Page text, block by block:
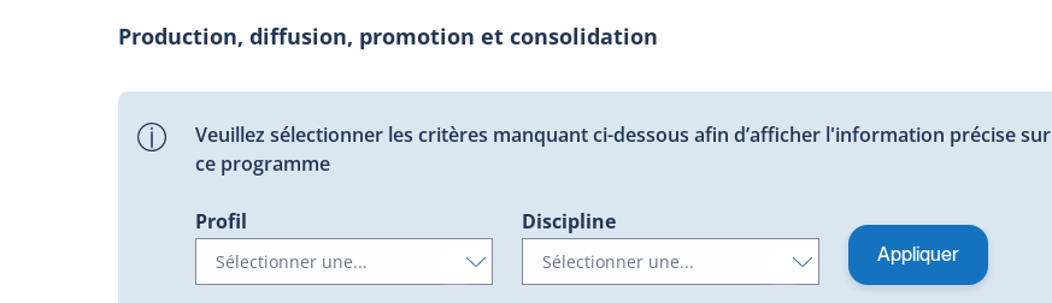
Production, diffusion, promotion et consolidation
Veuillez sélectionner les critères manquant ci-dessous afin d’afficher l'information précise sur
ce programme
Profil Discipline